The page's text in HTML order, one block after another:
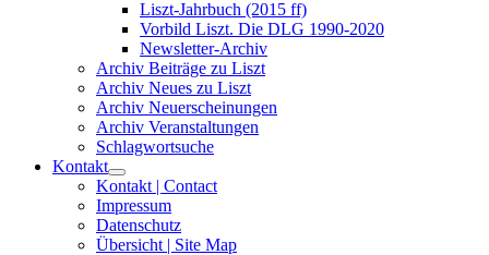
Liszt-Jahrbuch (2015 ff)
Vorbild Liszt. Die DLG 1990-2020
Newsletter-Archiv
Archiv Beiträge zu Liszt
Archiv Neues zu Liszt
Archiv Neuerscheinungen
Archiv Veranstaltungen
Schlagwortsuche
Kontakt
Kontakt | Contact
Impressum
Datenschutz
Übersicht | Site Map